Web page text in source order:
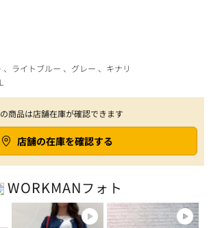
、ライトブルー 、グレー 、キナリ
商品は店舗在庫が確認できます
店舗の在庫を確認する
WORKMANフォト